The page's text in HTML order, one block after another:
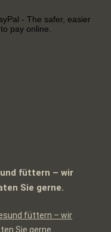
füttern – wir
Sie gerne.